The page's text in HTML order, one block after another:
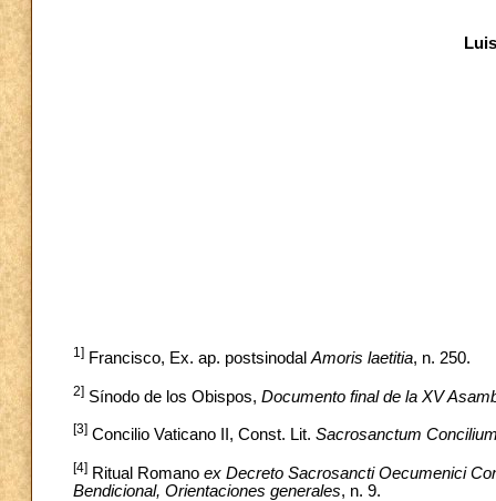
1] Francisco, Ex. ap. postsinodal Amoris laetitia, n. 250.
2] Sínodo de los Obispos, Documento final de la XV
[3] Concilio Vaticano II, Const. Lit. Sacrosanctum
[4] Ritual Romano ex Decreto Sacrosancti Oecumenici
Bendicional, Orientaciones generales, n. 9.